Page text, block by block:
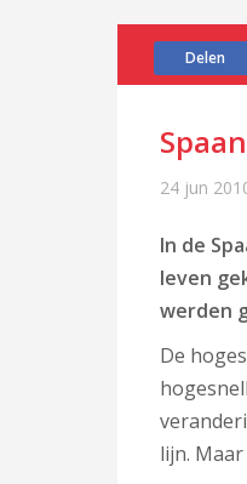
Delen
24 jun
In de
leven
werden
De
lijn.